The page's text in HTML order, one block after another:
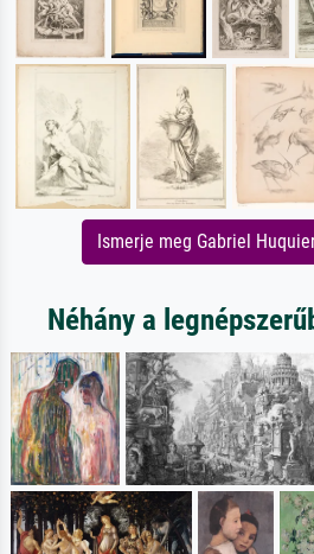
Ismerje meg Gabriel
Néhány a